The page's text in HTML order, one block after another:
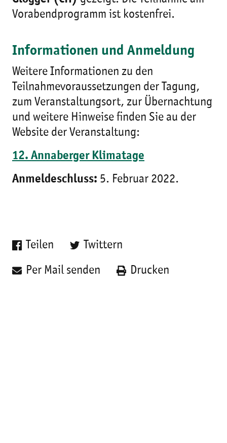
Vorabendprogramm ist kostenfrei.
Informationen und Anmeldung
Weitere Informationen zu den
Teilnahmevoraussetzungen der Tagung,
zum Veranstaltungsort, zur Übernachtung
und weitere Hinweise finden Sie au der
Website der Veranstaltung:
12. Annaberger Klimatage
Anmeldeschluss: 5. Februar 2022.
Teilen Twittern
Per Mail senden Drucken